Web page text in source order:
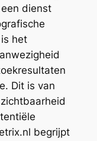
dienst
het
Dit is van
begrijpt